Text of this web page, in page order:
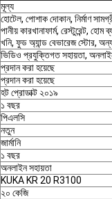
মূল্য
হোটেল, পোশাক দোকান, নির্মাণ
পানীয় কারখানাফার্ম, রেস্টুরেন্ট,
খনি, ফুড অ্যান্ড বেভারেজ স্টোর,
ভিডিও প্রযুক্তিগত সহায়তা,
প্রদান করা হয়েছে
প্রদান করা হয়েছে
হট প্রোডাক্ট ২০১৯
১ বছর
পিএলসি
নতুন
জার্মানি
১ বছর
অনলাইন সহায়তা
KUKA KR 20 R3100
২০ কেজি